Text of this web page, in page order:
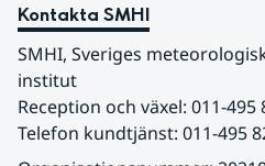
Kontakta SMHI
SMHI, Sveriges
institut
Reception och växel: 011-495
Telefon kundtjänst: 011-495